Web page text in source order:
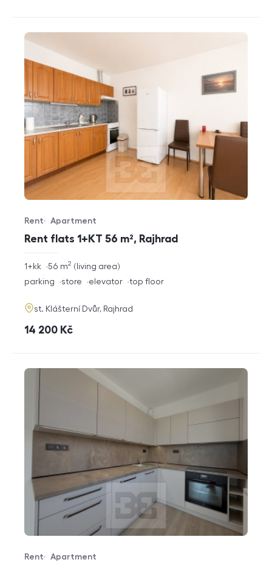
Rent flats 1+KT 56 m², Rajhrad
Offer type
Rent
Property type
Apartment
rozměry
disposition
1+kk living area
56 m2
funkce
parking store elevator top floor
adresa
st. Klášterní Dvůr, Rajhrad
cena
14 200 Kč
Offer type
Rent
Property type
Apartment